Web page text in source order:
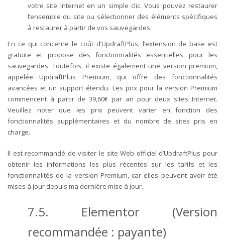
votre site Internet en un simple clic. Vous pouvez restaurer
l’ensemble du site ou sélectionner des éléments spécifiques
à restaurer à partir de vos sauvegardes.
En ce qui concerne le coût d’UpdraftPlus, l’extension de base est
gratuite et propose des fonctionnalités essentielles pour les
sauvegardes. Toutefois, il existe également une version premium,
appelée UpdraftPlus Premium, qui offre des fonctionnalités
avancées et un support étendu. Les prix pour la version Premium
commencent à partir de 39,60€ par an pour deux sites Internet.
Veuillez noter que les prix peuvent varier en fonction des
fonctionnalités supplémentaires et du nombre de sites pris en
charge.
Il est recommandé de visiter le site Web officiel d’UpdraftPlus pour
obtenir les informations les plus récentes sur les tarifs et les
fonctionnalités de la version Premium, car elles peuvent avoir été
mises à jour depuis ma dernière mise à jour.
7.5. Elementor (Version
recommandée : payante)